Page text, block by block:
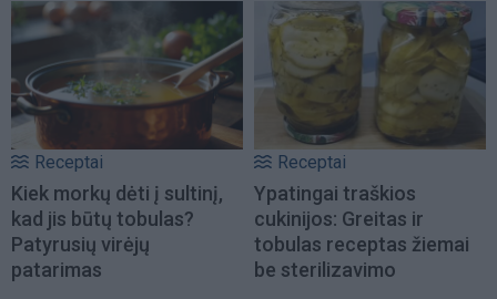
Receptai
Kiek morkų dėti į sultinį,
kad jis būtų tobulas?
Patyrusių virėjų
patarimas
Receptai
Ypatingai traškios
cukinijos: Greitas ir
tobulas receptas žiemai
be sterilizavimo